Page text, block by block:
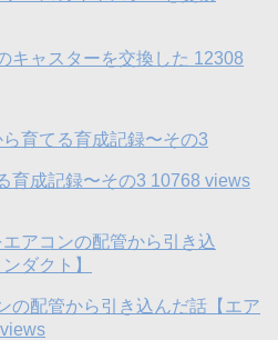
キャスターを交換した 12308
育成記録〜その3 10768 views
の配管から引き込んだ話【エア